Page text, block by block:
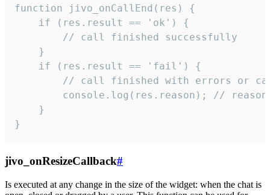
function jivo_onCallEnd(res) {
    if (res.result == 'ok') {
        // call finished successfully
    }
    if (res.result == 'fail') {
// call finished with errors or
console.log(res.reason); //
    }
}
jivo_onResizeCallback#
Is executed at any change in the size of the widget: when the chat is